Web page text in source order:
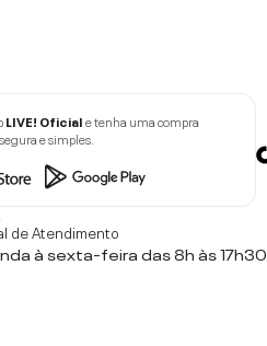
LIVE! Oficiale tenha uma compra
e simples.
de Atendimento
à sexta-feira das 8h às 17h30